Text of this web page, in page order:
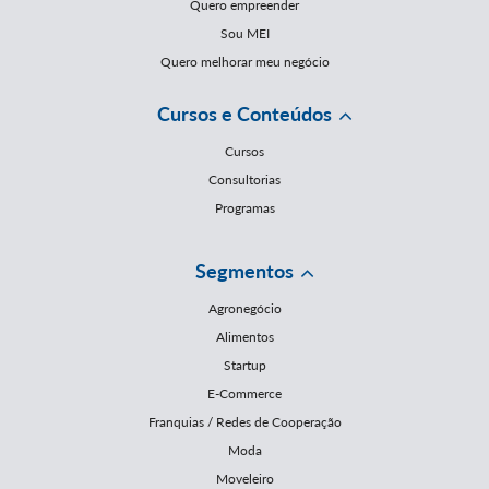
Quero empreender
Sou MEI
Quero melhorar meu negócio
Cursos e Conteúdos
Cursos
Consultorias
Programas
Segmentos
Agronegócio
Alimentos
Startup
E-Commerce
Franquias / Redes de Cooperação
Moda
Moveleiro